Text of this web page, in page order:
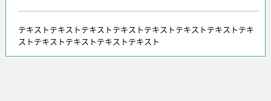
テキストテキストテキストテキストテキストテキストテキストテキ
ストテキストテキストテキストテキスト